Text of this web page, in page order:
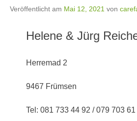
Veröffentlicht am Mai 12, 2021 von
Helene & Jürg
Herremad 2
9467 Frümsen
Tel: 081 733 44 92 / 079 703 61